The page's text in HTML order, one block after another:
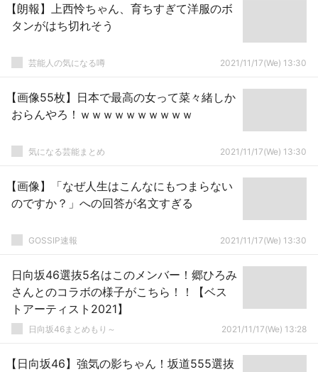
【朗報】上西怜ちゃん、育ちすぎて洋服のボ
タンがはち切れそう
芸能人の気になる噂 2021/11/17(We) 13:30
【画像55枚】日本で最高の女って菜々緒しか
おらんやろ！ｗｗｗｗｗｗｗｗｗｗ
気になる芸能まとめ 2021/11/17(We) 13:30
【画像】「なぜ人生はこんなにもつまらない
のですか？」への回答が名文すぎる
GOSSIP速報 2021/11/17(We) 13:30
日向坂46選抜5名はこのメンバー！郷ひろみ
さんとのコラボの様子がこちら！！【ベス
トアーティスト2021】
日向坂46まとめもり～ 2021/11/17(We) 13:28
【日向坂46】強気の影ちゃん！坂道555選抜